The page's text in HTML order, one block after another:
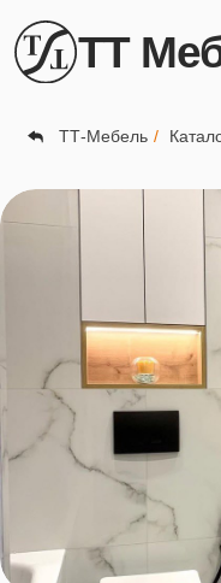
ТТ
ТТ-Мебель /